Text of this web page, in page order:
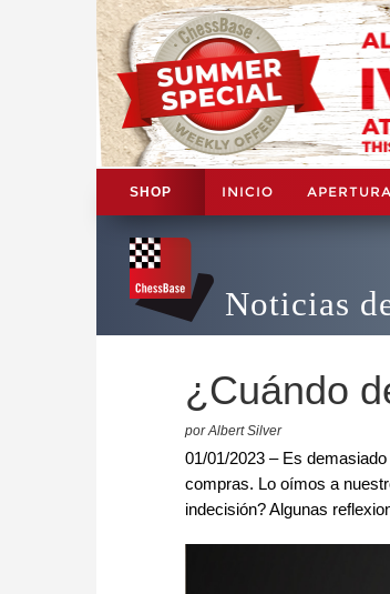
SHOP INICIO
Noticias
¿Cuándo
por Albert Silver
01/01/2023 – Es
compras. Lo oímos a
indecisión? Algunas